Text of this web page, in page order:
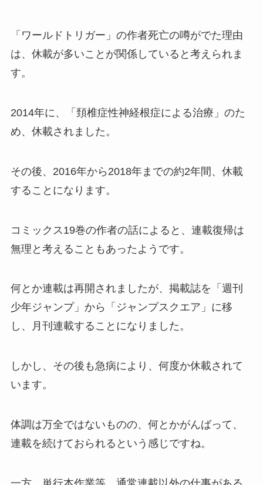
「 ワールドトリガー」の作者死亡の噂がでた理由
は、休載が多いことが関係していると考えられま
す。
2014年に、「頚椎症性神経根症による治療」のた
め、休載されました。
その後、 2016年から2018年までの約2年間、休載
することになります。
コミックス19巻の作者の話によると、連載復帰は
無理と考えることもあったようです。
何とか連載は再開されましたが、掲載誌を「週刊
少年ジャンプ」から「ジャンプスクエア」に移
し、月刊連載することになりました。
しかし、その後も急病により、 何度か休載されて
います。
体調は万全ではないものの、何とかがんばって、
連載を続けておられるという感じですね。